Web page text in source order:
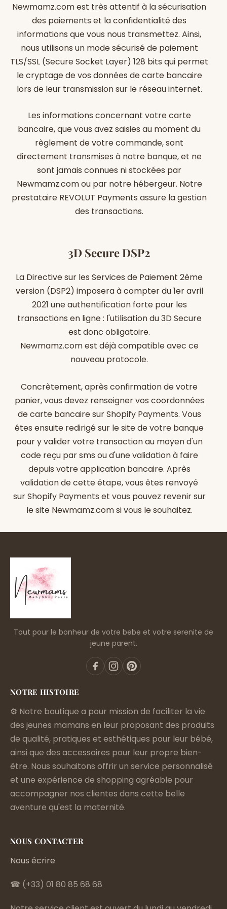
Newmamz.com est très attentif à la sécurisation
des paiements et la confidentialité des
informations que vous nous transmettez. Ainsi,
nous utilisons un mode sécurisé de paiement
TLS/SSL (Secure Socket Layer) 128 bits qui permet
le cryptage de vos données de carte bancaire
lors de leur transmission sur le réseau internet.
Les informations concernant votre carte
bancaire, que vous avez saisies au moment du
règlement de votre commande, sont
directement transmises à notre banque, et ne
sont jamais connues ni stockées par
Newmamz.comou par notre hébergeur. Notre
prestataire REVOLUT Payments assure la gestion
des transactions.
3D Secure DSP2
La Directive sur les Services de Paiement 2ème
version (DSP2) imposera à compter du 1er avril
2021 une authentification forte pour les
transactions en ligne : l'utilisation du 3D Secure
est donc obligatoire.
Newmamz.comest déjà compatible avec ce
nouveau protocole.
Concrètement, après confirmation de votre
panier, vous devez renseigner vos coordonnées
de carte bancaire sur Shopify Payments. Vous
êtes ensuite redirigé sur le site de votre banque
pour y valider votre transaction au moyen d'un
code reçu par sms ou d'une validation à faire
depuis votre application bancaire. Après
validation de cette étape, vous êtes renvoyé
surShopify Payments et vous pouvez revenir sur
le siteNewmamz.comsi vous le souhaitez.
Tout pour le bonheur de votre bebe et votre serenite de
jeune parent.
NOTRE HISTOIRE
⚙️ Notre boutique a pour mission de faciliter la vie
des jeunes mamans en leur proposant des produits
de qualité, pratiques et esthétiques pour leur bébé,
ainsi que des accessoires pour leur propre bien-
être. Nous souhaitons offrir un service personnalisé
et une expérience de shopping agréable pour
accompagner nos clientes dans cette belle
aventure qu'est la maternité.
NOUS CONTACTER
Nous écrire
☎ (+33) 01 80 85 68 68